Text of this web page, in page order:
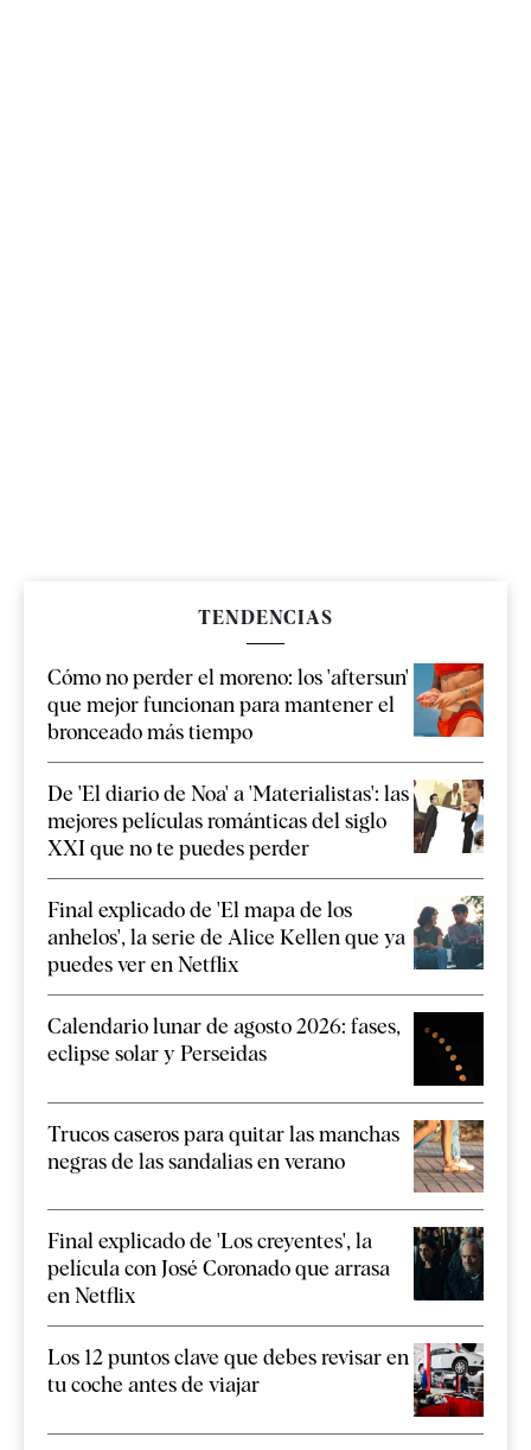
TENDENCIAS
Cómo no perder el moreno: los 'aftersun'
que mejor funcionan para mantener el
bronceado más tiempo
De 'El diario de Noa' a 'Materialistas': las
mejores películas románticas del siglo
XXI que no te puedes perder
Final explicado de 'El mapa de los
anhelos', la serie de Alice Kellen que ya
puedes ver en Netflix
Calendario lunar de agosto 2026: fases,
eclipse solar y Perseidas
Trucos caseros para quitar las manchas
negras de las sandalias en verano
Final explicado de 'Los creyentes', la
película con José Coronado que arrasa
en Netflix
Los 12 puntos clave que debes revisar en
tu coche antes de viajar